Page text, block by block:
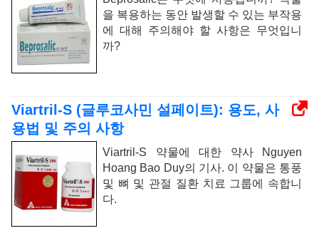
을 복용하는 동안 발생할 수 있는 부작용
에 대해 주의해야 할 사항은 무엇입니
까?
Viartril-S (글루코사민 설페이트): 용도, 사
용법 및 주의 사항
Viartril-S 약물에 대한 약사 Nguyen
Hoang Bao Duy의 기사. 이 약물은 통풍
및 뼈 및 관절 질환 치료 그룹에 속합니
다.